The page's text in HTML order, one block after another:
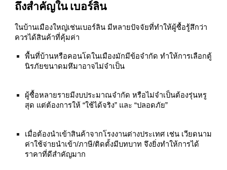
ถึงสำคัญใน เบอร์ลิน
ในบ้านเมืองใหญ่เช่นเบอร์ลิน มีหลายปัจจัยที่ทำให้ผู้ซื้อรู้สึกว่า
ควรได้สินค้าที่คุ้มค่า
พื้นที่บ้านหรือคอนโดในเมืองมักมีข้อจำกัด ทำให้การเลือกตู้
นิรภัยขนาดมหึมาอาจไม่จำเป็น
ผู้ซื้อหลายรายมีงบประมาณจำกัด หรือไม่จำเป็นต้องรุ่นหรู
สุด แต่ต้องการให้ “ใช้ได้จริง” และ “ปลอดภัย”
เมื่อต้องนำเข้าสินค้าจากโรงงานต่างประเทศ เช่น เวียดนาม
ค่าใช้จ่ายนำเข้า/ภาษี/ติดตั้งมีบทบาท จึงยิ่งทำให้การได้
ราคาที่ดีสำคัญมาก